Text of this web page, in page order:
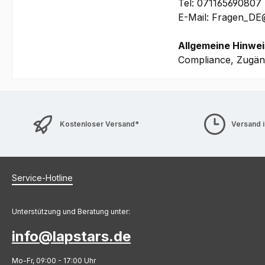
Die tatsächliche
Akkus nimmt mit
364.38 x 275.94 x
Garantie:
(beinhaltet u.a.
1.0t CO2-
Bilder und
Tel: 071165690807
E-Mail:
Allgemeine
Compliance,
Kostenloser Versand* Versand
Service-Hotline
Unterstützung und Beratung unter:
info@lapstars.de
Mo-Fr, 09:00 - 17:00 Uhr